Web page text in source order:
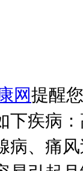
网提醒
下疾病
病、痛